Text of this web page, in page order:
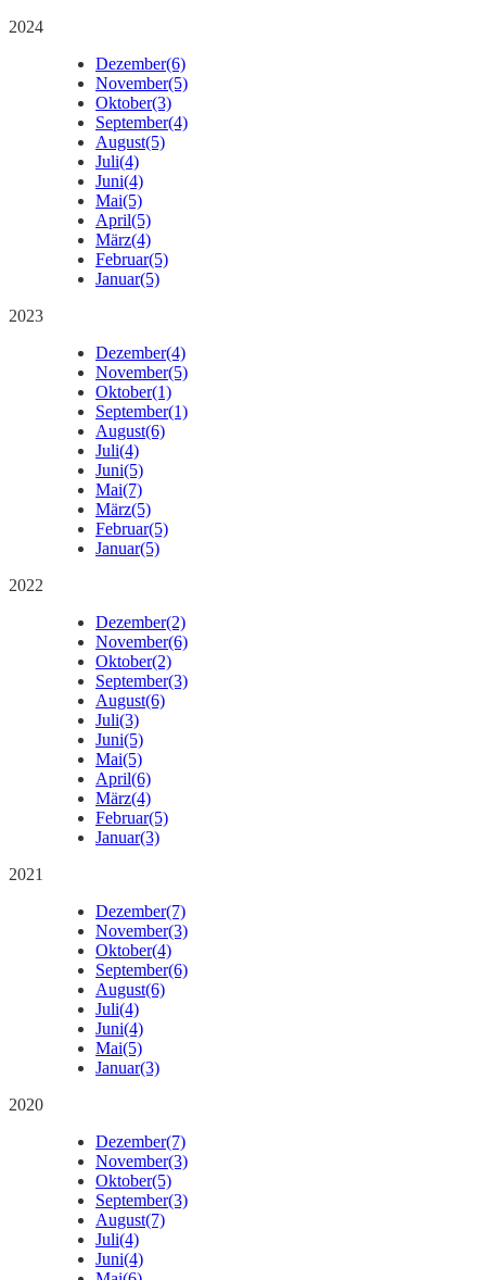
2024
Dezember(6)
November(5)
Oktober(3)
September(4)
August(5)
Juli(4)
Juni(4)
Mai(5)
April(5)
März(4)
Februar(5)
Januar(5)
2023
Dezember(4)
November(5)
Oktober(1)
September(1)
August(6)
Juli(4)
Juni(5)
Mai(7)
März(5)
Februar(5)
Januar(5)
2022
Dezember(2)
November(6)
Oktober(2)
September(3)
August(6)
Juli(3)
Juni(5)
Mai(5)
April(6)
März(4)
Februar(5)
Januar(3)
2021
Dezember(7)
November(3)
Oktober(4)
September(6)
August(6)
Juli(4)
Juni(4)
Mai(5)
Januar(3)
2020
Dezember(7)
November(3)
Oktober(5)
September(3)
August(7)
Juli(4)
Juni(4)